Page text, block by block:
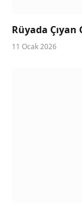
Rüyada
11 Ocak 2026